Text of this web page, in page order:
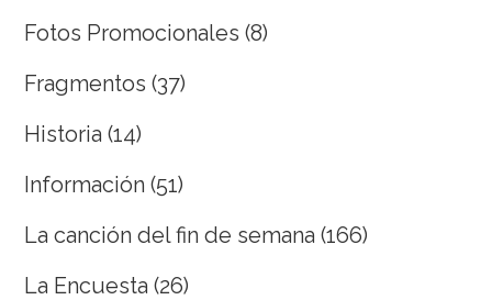
Fotos Promocionales (8)
Fragmentos (37)
Historia (14)
Información (51)
La canción del fin de semana (166)
La Encuesta (26)